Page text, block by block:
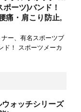
ーツ)バンド！
痛・肩こり防止,
ー、有名スポーツブ
ド！ スポーツメーカ
ウォッチシリーズ